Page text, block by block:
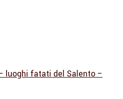
luoghi fatati del Salento –